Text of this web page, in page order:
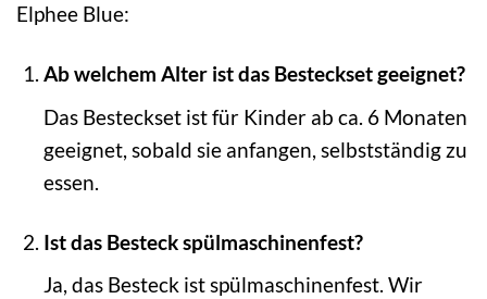
Elphee Blue:
Ab welchem Alter ist das Besteckset geeignet?
Das Besteckset ist für Kinder ab ca. 6 Monaten
geeignet, sobald sie anfangen, selbstständig zu
essen.
Ist das Besteck spülmaschinenfest?
Ja, das Besteck ist spülmaschinenfest. Wir